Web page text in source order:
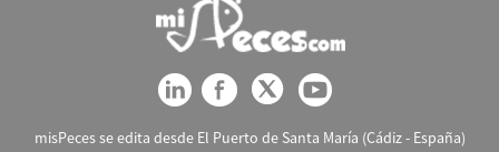
misPeces se edita desde El Puerto de Santa María (Cádiz - España)